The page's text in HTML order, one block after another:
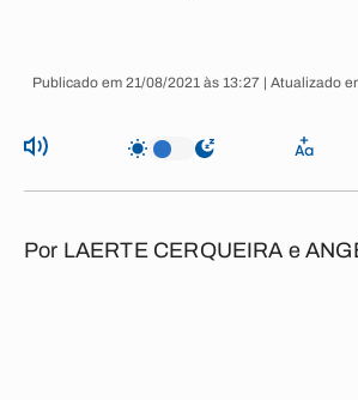
Publicado em 21/08/2021 às 13:27 | Atualizado
Por LAERTE CERQUEIRA e